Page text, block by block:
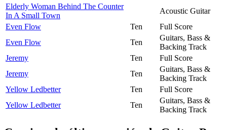
Elderly Woman Behind The Counter
In A Small Town
Acoustic Guitar
Even Flow
Ten
Full Score
Even Flow
Ten
Guitars, Bass &
Backing Track
Jeremy
Ten
Full Score
Jeremy
Ten
Guitars, Bass &
Backing Track
Yellow Ledbetter
Ten
Full Score
Yellow Ledbetter
Ten
Guitars, Bass &
Backing Track